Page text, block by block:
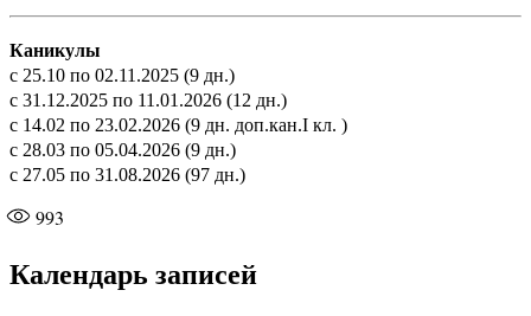
Каникулы
с 25.10 по 02.11.2025 (9 дн.)
с 31.12.2025 по 11.01.2026 (12 дн.)
с 14.02 по 23.02.2026 (9 дн. доп.кан.I кл. )
с 28.03 по 05.04.2026 (9 дн.)
с 27.05 по 31.08.2026 (97 дн.)
993
Календарь записей